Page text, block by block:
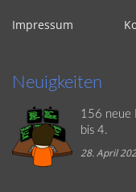
Impressum
Neuigkeiten
156 neue
bis 4.
28. April